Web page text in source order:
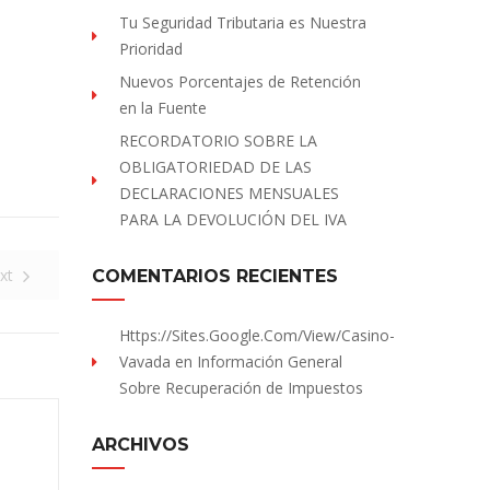
Tu Seguridad Tributaria es Nuestra
Prioridad
Nuevos Porcentajes de Retención
en la Fuente
RECORDATORIO SOBRE LA
OBLIGATORIEDAD DE LAS
DECLARACIONES MENSUALES
PARA LA DEVOLUCIÓN DEL IVA
COMENTARIOS RECIENTES
Https://sites.Google.com/view/Casino-
Vavada en Información General
Sobre Recuperación de Impuestos
ARCHIVOS